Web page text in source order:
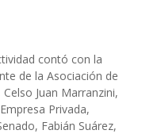
contó con la
de la Asociación de
Juan Marranzini,
Privada,
Fabián Suárez,